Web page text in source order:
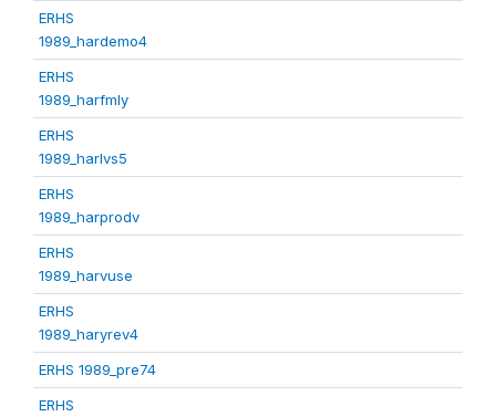
ERHS
1989_hardemo4
ERHS
1989_harfmly
ERHS
1989_harlvs5
ERHS
1989_harprodv
ERHS
1989_harvuse
ERHS
1989_haryrev4
ERHS 1989_pre74
ERHS